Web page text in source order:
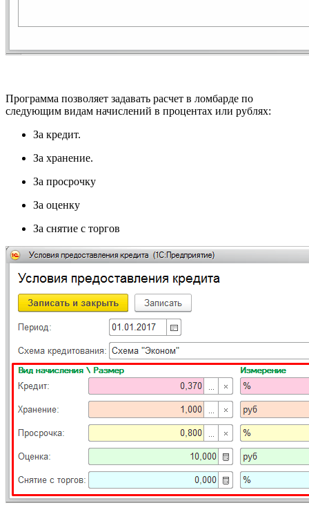
Программа позволяет задавать расчет в ломбарде по
следующим видам начислений в процентах или рублях:
За кредит.
За хранение.
За просрочку
За оценку
За снятие с торгов